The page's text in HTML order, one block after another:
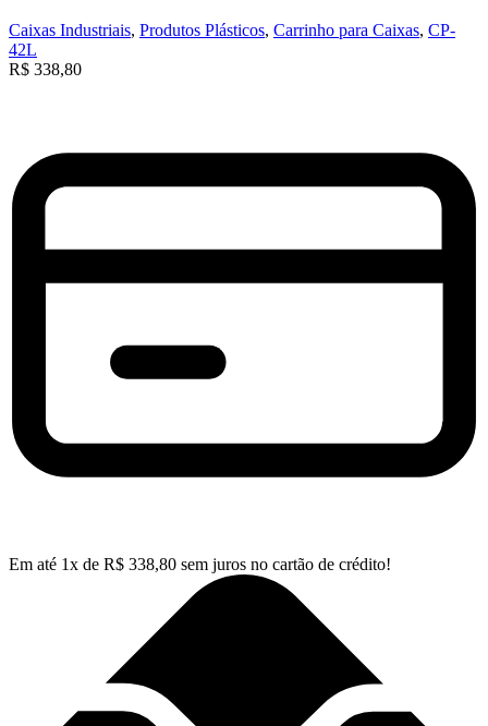
Caixas Industriais, Produtos Plásticos, Carrinho para Caixas, CP-
42L
R$ 338,80
Em até 1x de R$ 338,80 sem juros no cartão de crédito!